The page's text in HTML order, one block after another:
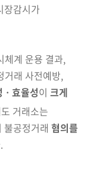
장감시가
체계 운용 결과,
거래 사전예방,
효율성이 크게
거래소는
불공정거래 혐의를